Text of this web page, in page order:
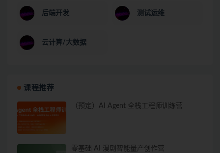
后端开发 测试运维
云计算/大数据
课程推荐
（预定）AI Agent 全栈工程师训练营
零基础 AI 漫剧智能量产创作营